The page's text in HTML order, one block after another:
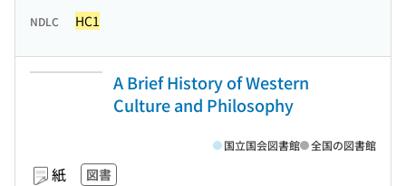
NDLC HC1
A Brief History of Western
Culture and Philosophy
紙 図書
国立国会図書館 全国の図書館